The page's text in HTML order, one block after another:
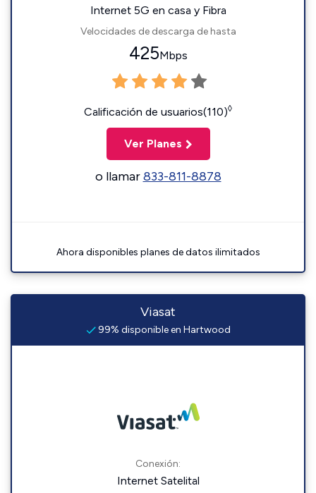
Internet 5G en casa y Fibra
Velocidades de descarga de hasta
425Mbps
Calificación de usuarios(110)◊
Ver Planes
o llamar833-811-8878
Ahora disponibles planes de datos ilimitados
Viasat
99% disponible en Hartwood
Conexión:
Internet Satelital